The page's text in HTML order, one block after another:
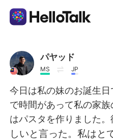
語学交換アプリ
AI Grammar Checker
日本語
パヤッド
MS JP
今日は私の妹のお誕生
で時間があって私の家
はパスタを作りました
しいと言った。私はと